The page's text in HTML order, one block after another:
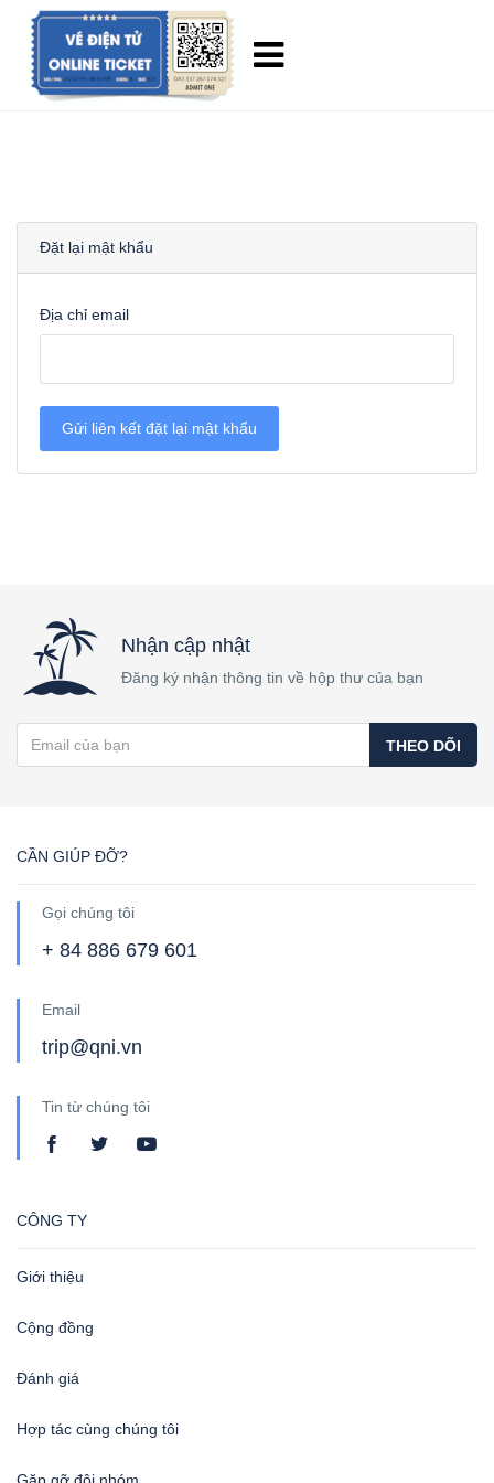
Đặt lại mật khẩu
Địa chỉ email
Gửi liên kết đặt lại mật khẩu
Nhận cập nhật
Đăng ký nhận thông tin về hộp thư của bạn
THEO DÕI
CẦN GIÚP ĐỠ?
Gọi chúng tôi
+ 84 886 679 601
Email
trip@qni.vn
Tin từ chúng tôi
CÔNG TY
Giới thiệu
Cộng đồng
Đánh giá
Hợp tác cùng chúng tôi